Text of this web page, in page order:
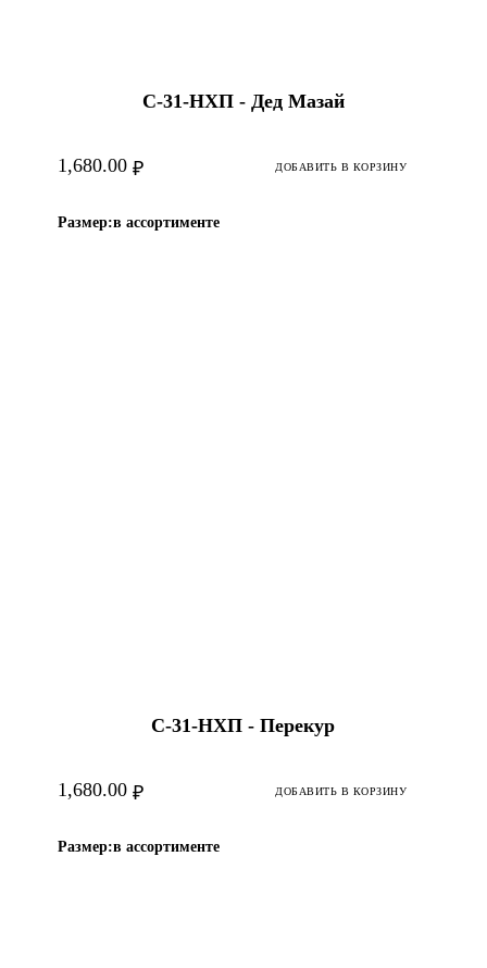
С-31-HХП - Дед Мазай
₽
1,680.00 ДОБАВИТЬ В КОРЗИНУ
Размер:в ассортименте
С-31-HХП - Перекур
₽
1,680.00 ДОБАВИТЬ В КОРЗИНУ
Размер:в ассортименте